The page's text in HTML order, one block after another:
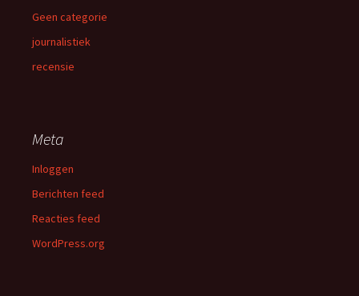
Geen categorie
journalistiek
recensie
Meta
Inloggen
Berichten feed
Reacties feed
WordPress.org